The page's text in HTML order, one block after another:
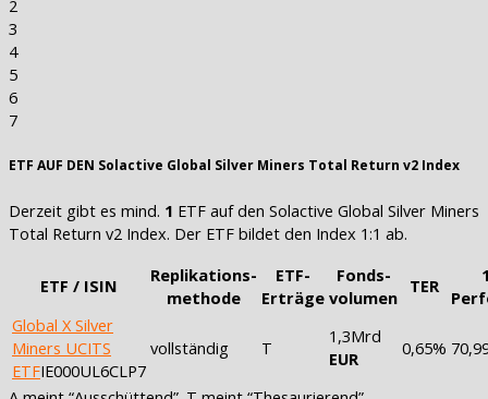
2
3
4
5
6
7
ETF AUF DEN Solactive Global Silver Miners Total Return v2 Index
Derzeit gibt es mind. 1 ETF auf den Solactive Global Silver Miners
Total Return v2 Index. Der ETF bildet den Index 1:1 ab.
ETF / ISIN
Replikations-
methode
ETF-
Erträge
Fonds-
volumen
TER
Global X Silver
Miners UCITS
ETFIE000UL6CLP7
vollständig T
1,3Mrd
EUR
0,65%